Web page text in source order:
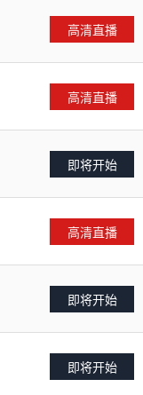
VS高清直播
VS高清直播
即将开始
VS高清直播
即将开始
即将开始